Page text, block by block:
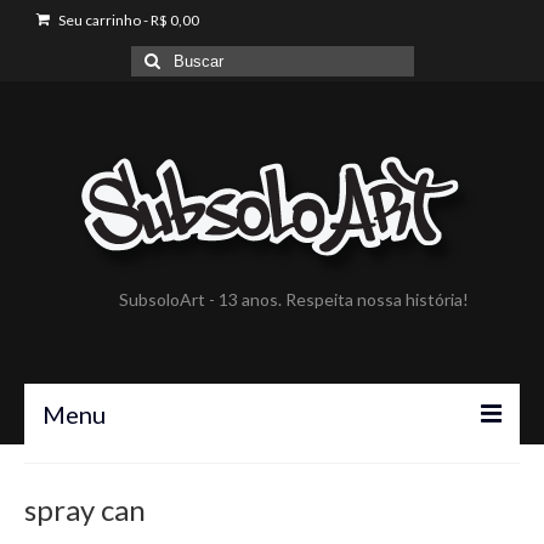
Seu carrinho-R$ 0,00
Buscar
por:
SubsoloArt - 13 anos. Respeita nossa história!
Menu
Portfólio
spray can